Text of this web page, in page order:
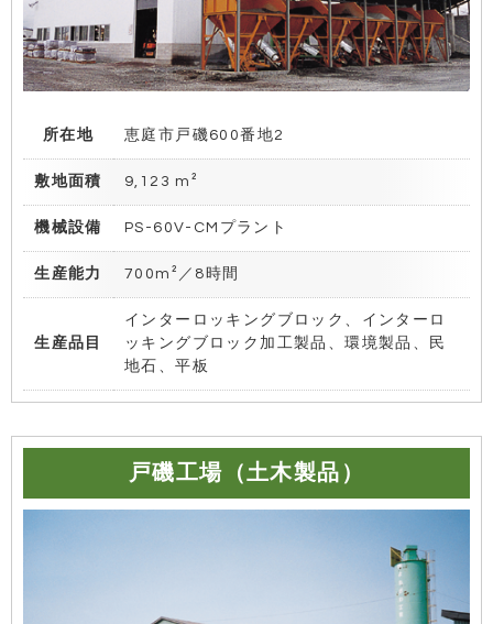
所在地 恵庭市戸磯600番地2
敷地面積 9,123 m²
機械設備 PS-60V-CMプラント
生産能力 700 m²／8時間
生産品目
インターロッキングブロック、インターロ
ッキングブロック加工製品、環境製品、民
地石、平板
戸磯工場（土木製品）